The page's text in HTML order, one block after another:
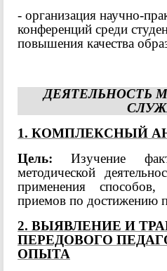
- организация научно-
конференций среди
повышения качества
ДЕЯТЕЛЬНОСТЬ
1. КОМПЛЕКСНЫЙ
Цель: Изучение
методической
применения
приемов по достижению
2. ВЫЯВЛЕНИЕ И
ПЕРЕДОВОГО
ОПЫТА